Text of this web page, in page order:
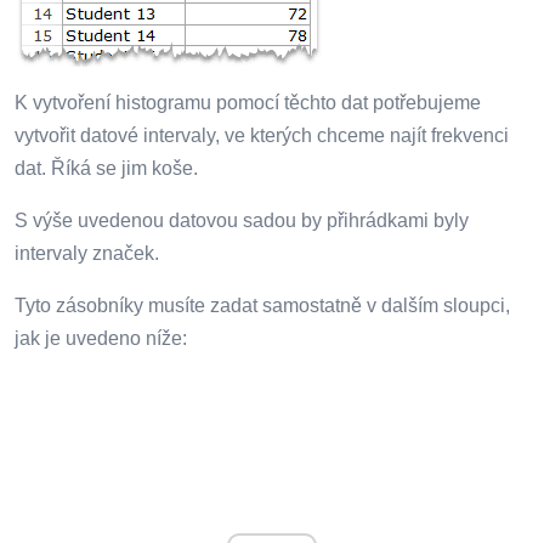
K vytvoření histogramu pomocí těchto dat potřebujeme
vytvořit datové intervaly, ve kterých chceme najít frekvenci
dat. Říká se jim koše.
S výše uvedenou datovou sadou by přihrádkami byly
intervaly značek.
Tyto zásobníky musíte zadat samostatně v dalším sloupci,
jak je uvedeno níže: